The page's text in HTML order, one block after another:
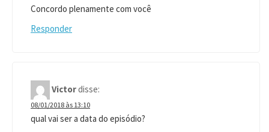
Concordo plenamente com você
Responder
Victordisse:
08/01/2018 às 13:10
qual vai ser a data do episódio?